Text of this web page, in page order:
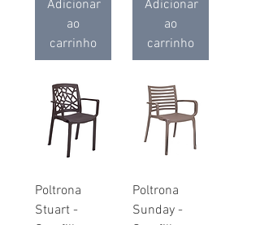
Adicionar
ao
carrinho
Adicionar
ao
carrinho
Poltrona
Stuart -
Poltrona
Sunday -